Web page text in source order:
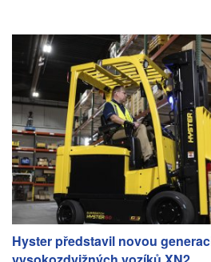
Hyster představil novou